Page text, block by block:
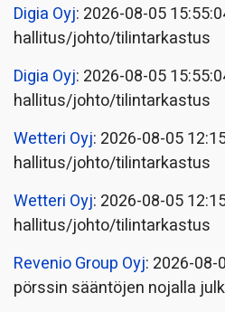
Digia Oyj: 2026-08-05
hallitus/johto/tilintarkastus
Digia Oyj: 2026-08-05
hallitus/johto/tilintarkastus
Wetteri Oyj: 2026-08-05
hallitus/johto/tilintarkastus
Wetteri Oyj: 2026-08-05
hallitus/johto/tilintarkastus
Revenio Group Oyj: 2026-08-
pörssin sääntöjen nojalla